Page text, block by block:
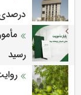
رسید
روایت ۱۳.۵ همت ارزش‌آفرینی در